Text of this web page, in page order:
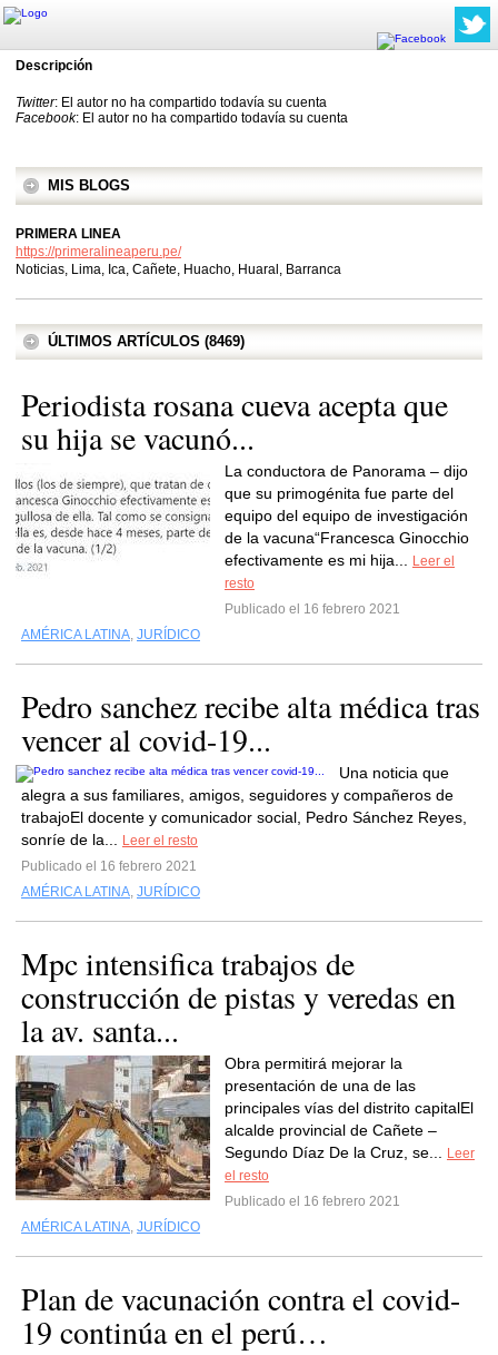
Descripción
Twitter: El autor no ha compartido todavía su cuenta
Facebook: El autor no ha compartido todavía su cuenta
MIS BLOGS
PRIMERA LINEA
https://primeralineaperu.pe/
Noticias, Lima, Ica, Cañete, Huacho, Huaral, Barranca
ÚLTIMOS ARTÍCULOS (8469)
Periodista rosana cueva acepta que
su hija se vacunó...
La conductora de Panorama – dijo
que su primogénita fue parte del
equipo del equipo de investigación
de la vacuna“Francesca Ginocchio
efectivamente es mi hija...
Leer el
resto
Publicado el 16 febrero 2021
AMÉRICA LATINA, JURÍDICO
Pedro sanchez recibe alta médica tras
vencer al covid-19...
Una noticia que
alegra a sus familiares, amigos, seguidores y compañeros de
trabajoEl docente y comunicador social, Pedro Sánchez Reyes,
sonríe de la...
Leer el resto
Publicado el 16 febrero 2021
AMÉRICA LATINA, JURÍDICO
Mpc intensifica trabajos de
construcción de pistas y veredas en
la av. santa...
Obra permitirá mejorar la
presentación de una de las
principales vías del distrito capitalEl
alcalde provincial de Cañete –
Segundo Díaz De la Cruz, se...
Leer
el resto
Publicado el 16 febrero 2021
AMÉRICA LATINA, JURÍDICO
Plan de vacunación contra el covid-
19 continúa en el perú…